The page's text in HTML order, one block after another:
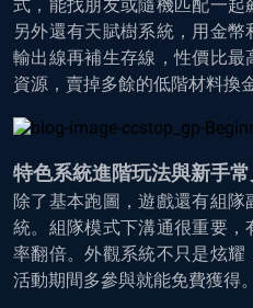
式，能找朋友或隨機匹配一起
另外還有天賦樹系統，用金
輸出線再補生存線，性價比
資源，賣掉多餘的低階材料換
特色系統進階玩法與新手
除了基本跑圖，遊戲還有組
統。組隊模式下溝通很重要
率翻倍。外觀系統不只是炫耀
活動期間多參與就能免費獲得。